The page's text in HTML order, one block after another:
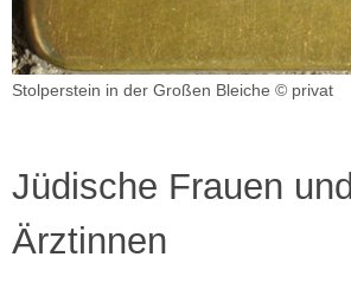
Stolperstein in der Großen Bleiche © privat
Jüdische Frauen und
Ärztinnen